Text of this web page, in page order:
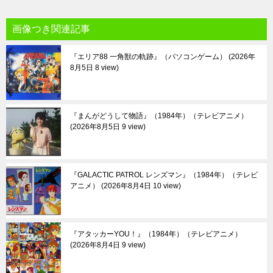
画像つき関連記事
『エリア88 一角獣の軌跡』（パソコンゲーム）
2026年
8月5日 8 view
『まんがどうして物語』（1984年）（テレビアニメ）
2026年8月5日 9 view
『GALACTIC PATROL レンズマン』（1984年）（テレビ
アニメ）
2026年8月4日 10 view
『アタッカーYOU！』（1984年）（テレビアニメ）
2026年8月4日 9 view